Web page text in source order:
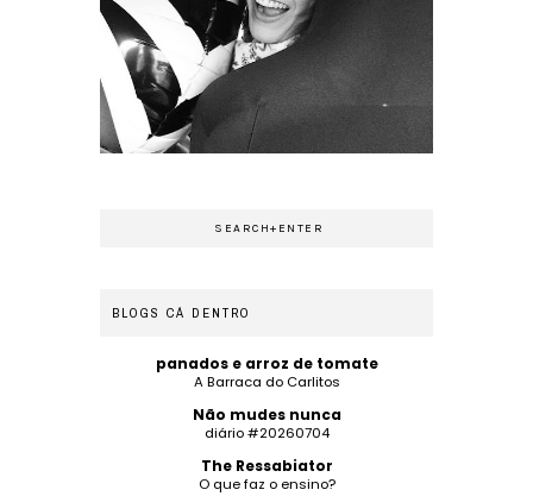
BLOGS CÁ DENTRO
panados e arroz de tomate
A Barraca do Carlitos
Não mudes nunca
diário #20260704
The Ressabiator
O que faz o ensino?